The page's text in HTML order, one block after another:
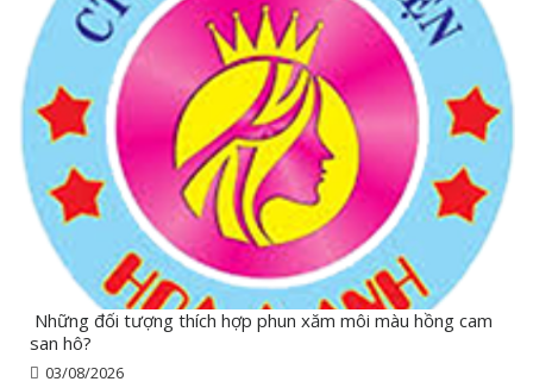
Những đối tượng thích hợp phun xăm môi màu hồng cam
san hô?
03/08/2026